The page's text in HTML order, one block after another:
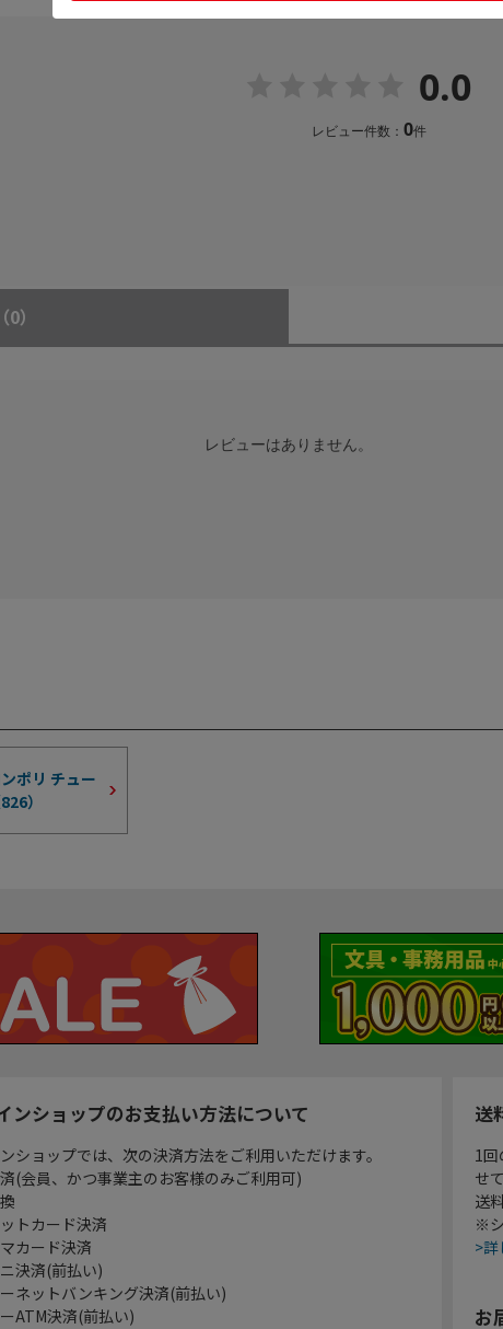
0.0
レビュー件数： 0件
（0）
レビューはありません。
ポリ チュー
826）
ンショップのお支払い方法について
ショップでは、次の決済方法をご利用いただけます。
(会員、かつ事業主のお客様のみご利用可)
トカード決済
カード決済
決済(前払い)
ネットバンキング決済(前払い)
ATM決済(前払い)
送
1
せ
送
※
>
お